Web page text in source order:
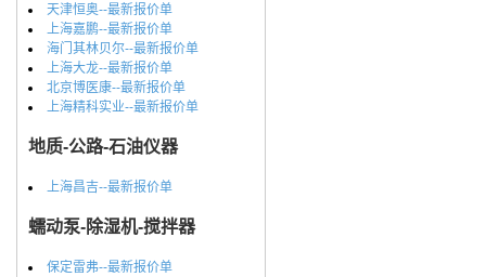
天津恒奥--最新报价单
上海嘉鹏--最新报价单
海门其林贝尔--最新报价单
上海大龙--最新报价单
北京博医康--最新报价单
上海精科实业--最新报价单
地质-公路-石油仪器
上海昌吉--最新报价单
蠕动泵-除湿机-搅拌器
保定雷弗--最新报价单